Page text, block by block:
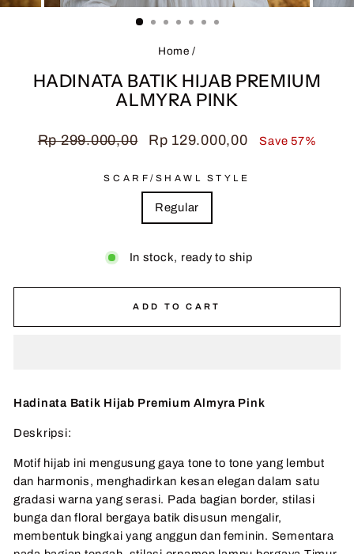
(ESC)
Home /
HADINATA BATIK HIJAB PREMIUM
ALMYRA PINK
Regular
Rp 299.000,00
Sale
Rp 129.000,00 Save 57%
SCARF/SHAWL STYLE
Regular
In stock, ready to ship
ADD TO CART
Hadinata Batik Hijab Premium Almyra Pink
Deskripsi:
Motif hijab ini mengusung gaya tone to tone yang lembut
dan harmonis, menghadirkan kesan elegan dalam satu
gradasi warna yang serasi. Pada bagian border, stilasi
bunga dan floral bergaya batik disusun mengalir,
membentuk bingkai yang anggun dan feminin. Sementara